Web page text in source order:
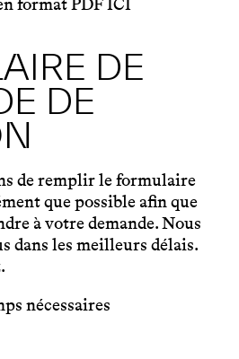
DE
DE
de remplir le formulaire
que possible afin que
à votre demande. Nous
dans les meilleurs délais.
nécessaires